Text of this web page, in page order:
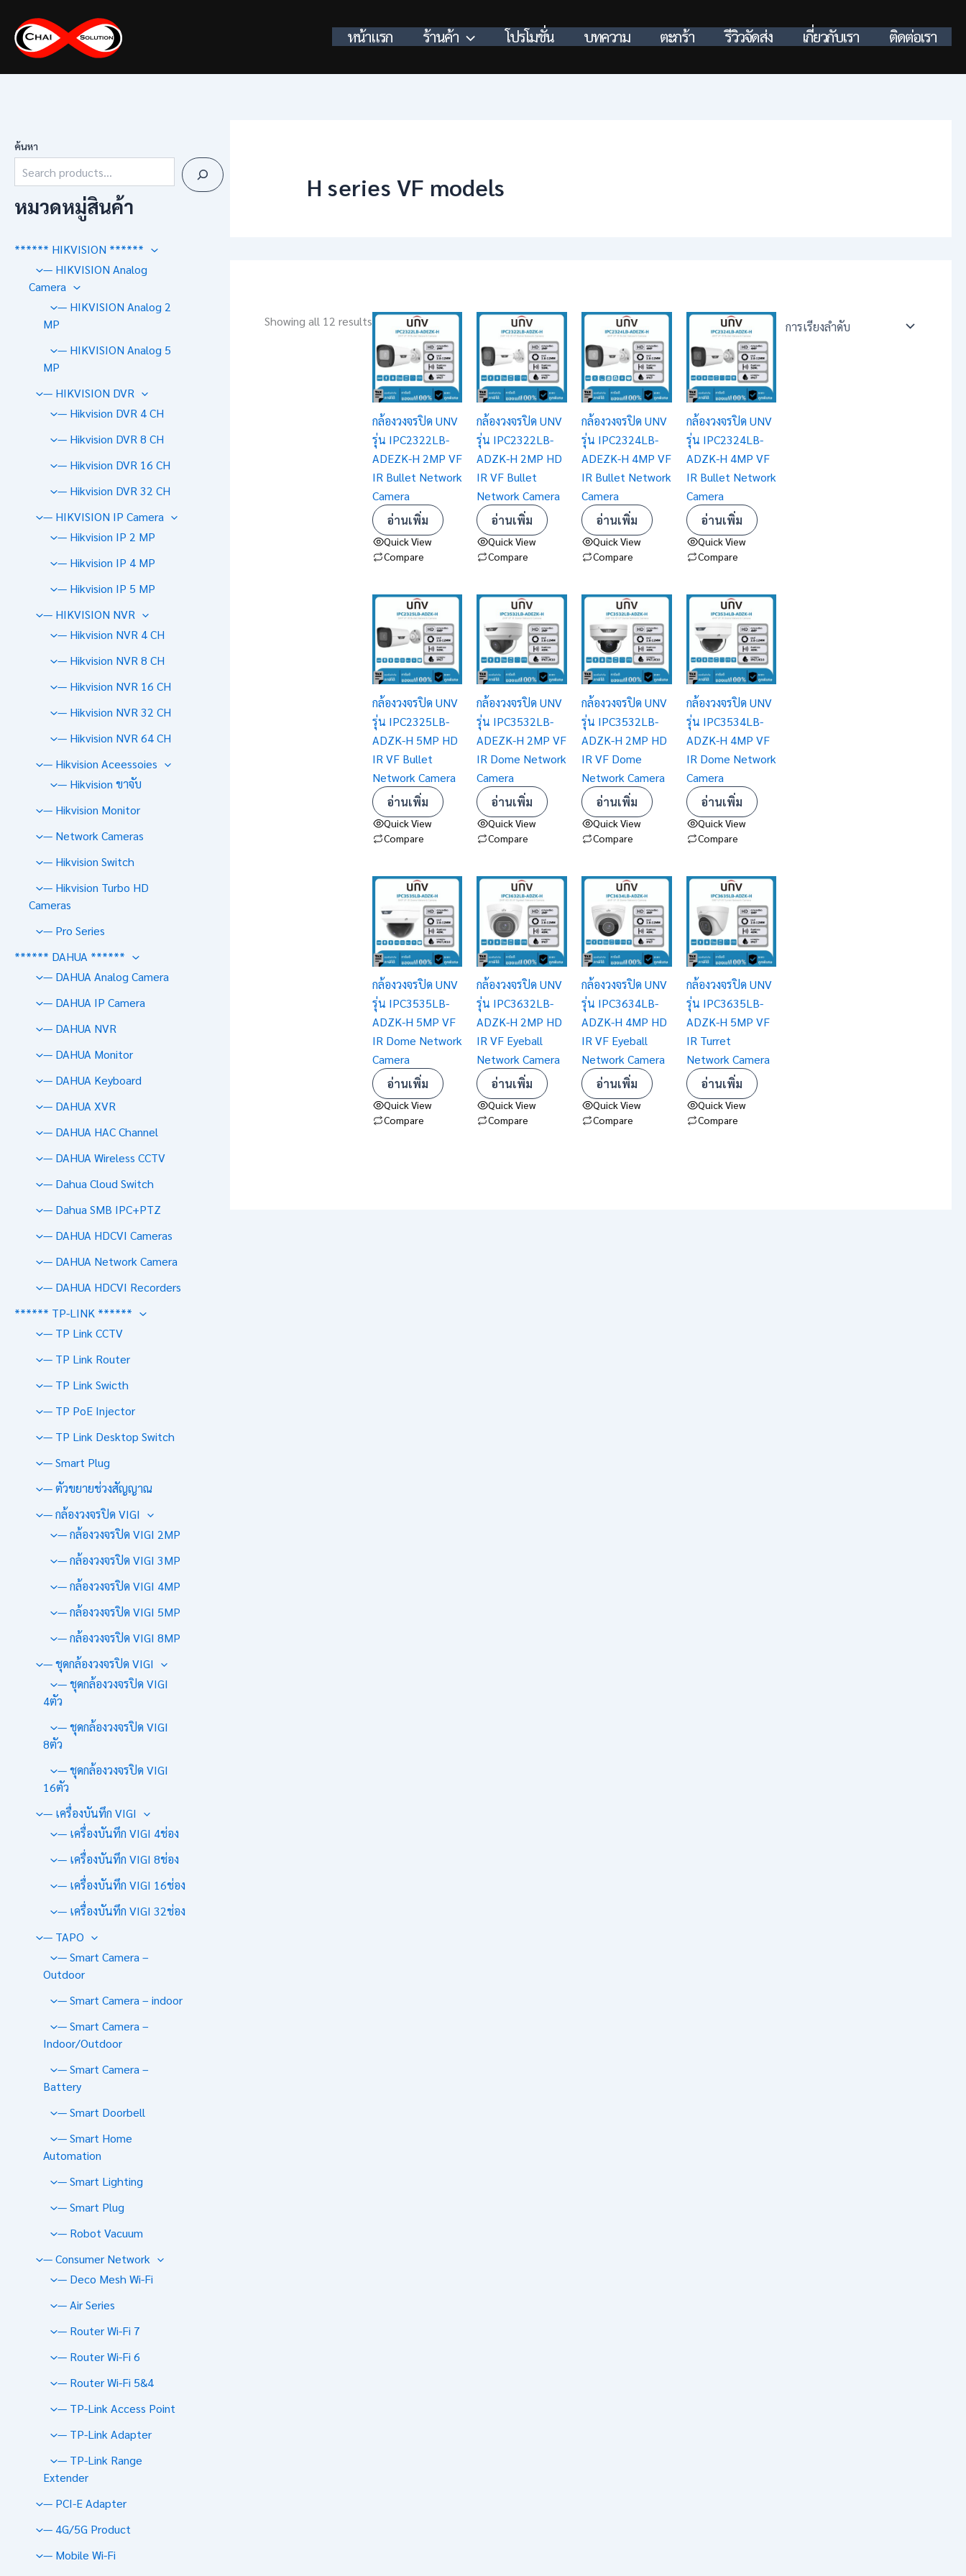
content
หน้าแรก ร้านค้า โปรโมชั่น บทความ ตะกร้า รีวิวจัดส่ง เกี่ยวกับเรา ติดต่อเรา
ค้นหา
หมวดหมู่สินค้า
****** HIKVISION ******
— HIKVISION Analog
Camera
— HIKVISION Analog 2
MP
— HIKVISION Analog 5
MP
— HIKVISION DVR
— Hikvision DVR 4 CH
— Hikvision DVR 8 CH
— Hikvision DVR 16 CH
— Hikvision DVR 32 CH
— HIKVISION IP Camera
— Hikvision IP 2 MP
— Hikvision IP 4 MP
— Hikvision IP 5 MP
— HIKVISION NVR
— Hikvision NVR 4 CH
— Hikvision NVR 8 CH
— Hikvision NVR 16 CH
— Hikvision NVR 32 CH
— Hikvision NVR 64 CH
— Hikvision Aceessoies
— Hikvision ขาจับ
— Hikvision Monitor
— Network Cameras
— Hikvision Switch
— Hikvision Turbo HD
Cameras
— Pro Series
****** DAHUA ******
— DAHUA Analog Camera
— DAHUA IP Camera
— DAHUA NVR
— DAHUA Monitor
— DAHUA Keyboard
— DAHUA XVR
— DAHUA HAC Channel
— DAHUA Wireless CCTV
— Dahua Cloud Switch
— Dahua SMB IPC+PTZ
— DAHUA HDCVI Cameras
— DAHUA Network Camera
— DAHUA HDCVI Recorders
****** TP-LINK ******
— TP Link CCTV
— TP Link Router
— TP Link Swicth
— TP PoE Injector
— TP Link Desktop Switch
— Smart Plug
— ตัวขยายช่วงสัญญาณ
— กล้องวงจรปิด VIGI
— กล้องวงจรปิด VIGI 2MP
— กล้องวงจรปิด VIGI 3MP
— กล้องวงจรปิด VIGI 4MP
— กล้องวงจรปิด VIGI 5MP
— กล้องวงจรปิด VIGI 8MP
— ชุดกล้องวงจรปิด VIGI
— ชุดกล้องวงจรปิด VIGI
4ตัว
— ชุดกล้องวงจรปิด VIGI
8ตัว
— ชุดกล้องวงจรปิด VIGI
16ตัว
— เครื่องบันทึก VIGI
— เครื่องบันทึก VIGI 4ช่อง
— เครื่องบันทึก VIGI 8ช่อง
— เครื่องบันทึก VIGI 16ช่อง
— เครื่องบันทึก VIGI 32ช่อง
— TAPO
— Smart Camera –
Outdoor
— Smart Camera – indoor
— Smart Camera –
Indoor/Outdoor
— Smart Camera –
Battery
— Smart Doorbell
— Smart Home
Automation
— Smart Lighting
— Smart Plug
— Robot Vacuum
— Consumer Network
— Deco Mesh Wi-Fi
— Air Series
— Router Wi-Fi 7
— Router Wi-Fi 6
— Router Wi-Fi 5&4
— TP-Link Access Point
— TP-Link Adapter
— TP-Link Range
Extender
— PCI-E Adapter
— 4G/5G Product
— Mobile Wi-Fi
H series VF models
Showing all 12 results
กล้องวงจรปิด UNV
รุ่น IPC2322LB-
ADEZK-H 2MP VF
IR Bullet Network
Camera
อ่านเพิ่ม
Quick View
Compare
กล้องวงจรปิด UNV
รุ่น IPC2322LB-
ADZK-H 2MP HD
IR VF Bullet
Network Camera
อ่านเพิ่ม
Quick View
Compare
กล้องวงจรปิด UNV
รุ่น IPC2324LB-
ADEZK-H 4MP VF
IR Bullet Network
Camera
อ่านเพิ่ม
Quick View
Compare
กล้องวงจรปิด UNV
รุ่น IPC2324LB-
ADZK-H 4MP VF
IR Bullet Network
Camera
อ่านเพิ่ม
Quick View
Compare
กล้องวงจรปิด UNV
รุ่น IPC2325LB-
ADZK-H 5MP HD
IR VF Bullet
Network Camera
อ่านเพิ่ม
Quick View
Compare
กล้องวงจรปิด UNV
รุ่น IPC3532LB-
ADEZK-H 2MP VF
IR Dome Network
Camera
อ่านเพิ่ม
Quick View
Compare
กล้องวงจรปิด UNV
รุ่น IPC3532LB-
ADZK-H 2MP HD
IR VF Dome
Network Camera
อ่านเพิ่ม
Quick View
Compare
กล้องวงจรปิด UNV
รุ่น IPC3534LB-
ADZK-H 4MP VF
IR Dome Network
Camera
อ่านเพิ่ม
Quick View
Compare
กล้องวงจรปิด UNV
รุ่น IPC3535LB-
ADZK-H 5MP VF
IR Dome Network
Camera
อ่านเพิ่ม
Quick View
Compare
กล้องวงจรปิด UNV
รุ่น IPC3632LB-
ADZK-H 2MP HD
IR VF Eyeball
Network Camera
อ่านเพิ่ม
Quick View
Compare
กล้องวงจรปิด UNV
รุ่น IPC3634LB-
ADZK-H 4MP HD
IR VF Eyeball
Network Camera
อ่านเพิ่ม
Quick View
Compare
กล้องวงจรปิด UNV
รุ่น IPC3635LB-
ADZK-H 5MP VF
IR Turret
Network Camera
อ่านเพิ่ม
Quick View
Compare